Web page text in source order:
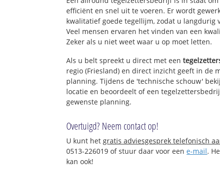
efficiënt en snel uit te voeren. Er wordt
kwalitatief goede tegellijm, zodat u langdurig
Veel mensen ervaren het vinden van een
Zeker als u niet weet waar u op moet letten.
Als u belt spreekt u direct met een
regio (Friesland) en direct inzicht geeft in de
planning. Tijdens de 'technische schouw'
locatie en beoordeelt of een
gewenste planning.
Overtuigd? Neem contact op!
U kunt hetgratis adviesgesprek telefonisch
0513-226019 of stuur daar voor eene-mail.
kan ook!